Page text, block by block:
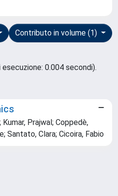
Contributo in volume (1)
0.004 secondi).
Prajwal; Coppedè,
Santato, Clara; Cicoira, Fabio